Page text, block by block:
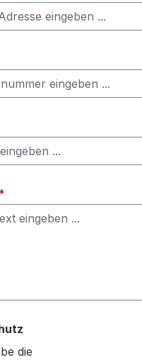
*
die